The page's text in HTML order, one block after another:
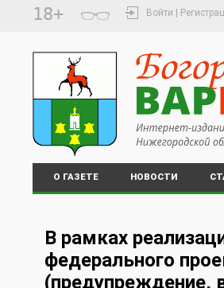
18+ Войти |
О ГАЗЕТЕ НОВОСТИ
В рамках
федерального
(предупреждение,